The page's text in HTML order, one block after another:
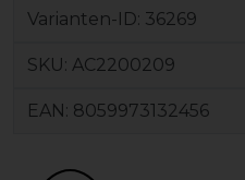
Varianten-ID: 36269
SKU: AC2200209
EAN: 8059973132456